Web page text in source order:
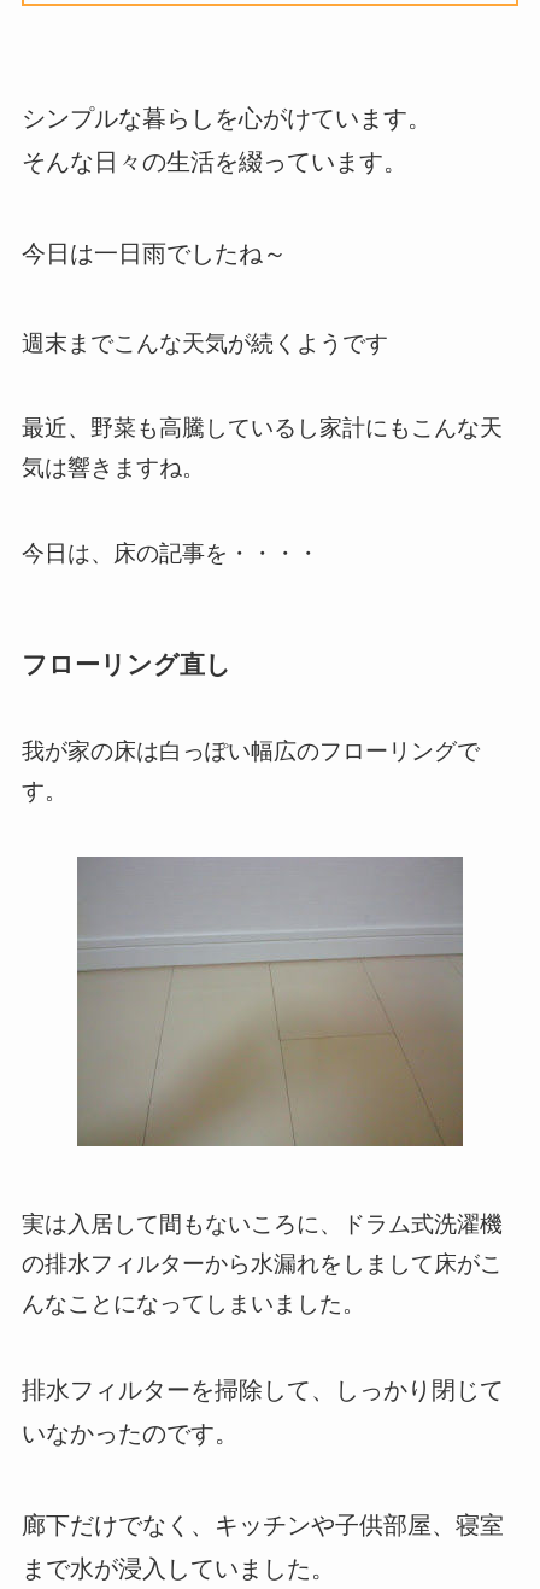
シンプルな暮らしを心がけています。
そんな日々の生活を綴っています。
今日は一日雨でしたね～
週末までこんな天気が続くようです
最近、野菜も高騰しているし家計にもこんな天
気は響きますね。
今日は、床の記事を・・・・
フローリング直し
我が家の床は白っぽい幅広のフローリングで
す。
実は入居して間もないころに、ドラム式洗濯機
の排水フィルターから水漏れをしまして床がこ
んなことになってしまいました。
排水フィルターを掃除して、しっかり閉じて
いなかったのです。
廊下だけでなく、キッチンや子供部屋、寝室
まで水が浸入していました。